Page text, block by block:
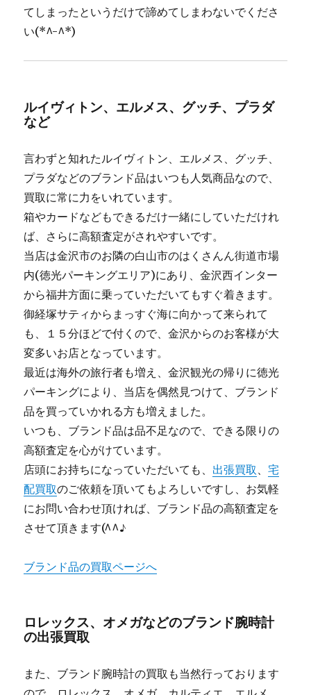
てしまったというだけで諦めてしまわないでくださ
い(*^-^*)
ルイヴィトン、エルメス、グッチ、プラダ
など
言わずと知れたルイヴィトン、エルメス、グッチ、
プラダなどのブランド品はいつも人気商品なので、
買取に常に力をいれています。
箱やカードなどもできるだけ一緒にしていただけれ
ば、さらに高額査定がされやすいです。
当店は金沢市のお隣の白山市のはくさんん街道市場
内(徳光パーキングエリア)にあり、金沢西インター
から福井方面に乗っていただいてもすぐ着きます。
御経塚サティからまっすぐ海に向かって来られて
も、１５分ほどで付くので、金沢からのお客様が大
変多いお店となっています。
最近は海外の旅行者も増え、金沢観光の帰りに徳光
パーキングにより、当店を偶然見つけて、ブランド
品を買っていかれる方も増えました。
いつも、ブランド品は品不足なので、できる限りの
高額査定を心がけています。
店頭にお持ちになっていただいても、 出張買取 、宅
配買取のご依頼を頂いてもよろしいですし、お気軽
にお問い合わせ頂ければ、ブランド品の高額査定を
させて頂きます(^^♪
ブランド品の買取ページへ
ロレックス、オメガなどのブランド腕時計
の出張買取
また、ブランド腕時計の買取も当然行っております